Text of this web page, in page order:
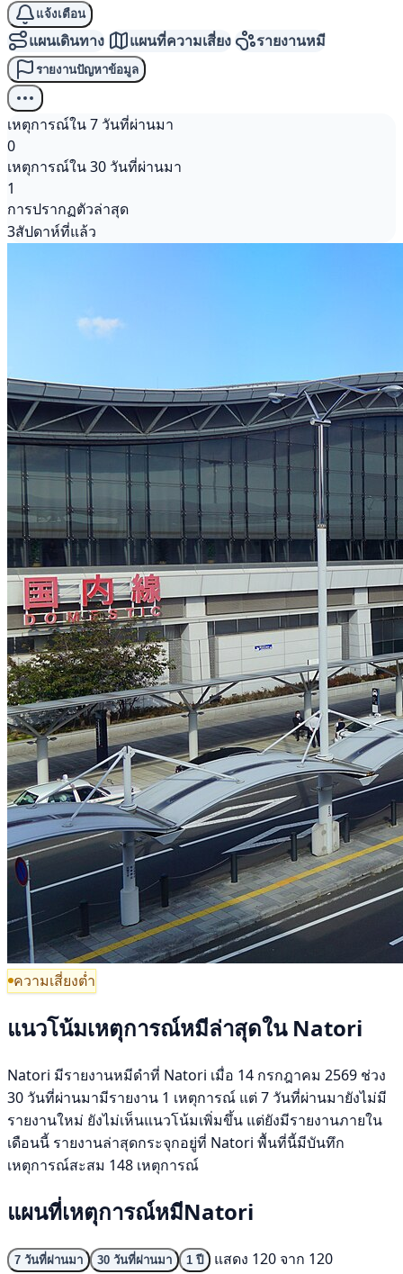
แจ้งเตือน
แผนเดินทาง แผนที่ความเสี่ยง รายงานหมี
รายงานปัญหาข้อมูล
เหตุการณ์ใน 7 วันที่ผ่านมา
0
เหตุการณ์ใน 30 วันที่ผ่านมา
1
การปรากฏตัวล่าสุด
3สัปดาห์ที่แล้ว
ความเสี่ยงต่ำ
แนวโน้มเหตุการณ์หมีล่าสุดใน Natori
Natori มีรายงานหมีดำที่ Natori เมื่อ 14 กรกฎาคม 2569 ช่วง
30 วันที่ผ่านมามีรายงาน 1 เหตุการณ์ แต่ 7 วันที่ผ่านมายังไม่มี
รายงานใหม่ ยังไม่เห็นแนวโน้มเพิ่มขึ้น แต่ยังมีรายงานภายใน
เดือนนี้ รายงานล่าสุดกระจุกอยู่ที่ Natori พื้นที่นี้มีบันทึก
เหตุการณ์สะสม 148 เหตุการณ์
แผนที่เหตุการณ์หมีNatori
7 วันที่ผ่านมา 30 วันที่ผ่านมา 1 ปี
แสดง 120 จาก 120